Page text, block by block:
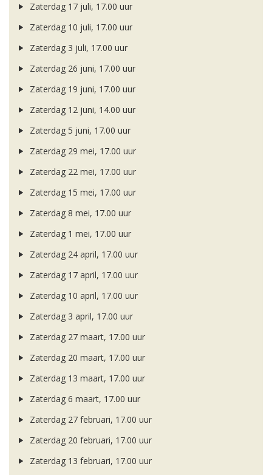
Zaterdag 17 juli, 17.00 uur
Zaterdag 10 juli, 17.00 uur
Zaterdag 3 juli, 17.00 uur
Zaterdag 26 juni, 17.00 uur
Zaterdag 19 juni, 17.00 uur
Zaterdag 12 juni, 14.00 uur
Zaterdag 5 juni, 17.00 uur
Zaterdag 29 mei, 17.00 uur
Zaterdag 22 mei, 17.00 uur
Zaterdag 15 mei, 17.00 uur
Zaterdag 8 mei, 17.00 uur
Zaterdag 1 mei, 17.00 uur
Zaterdag 24 april, 17.00 uur
Zaterdag 17 april, 17.00 uur
Zaterdag 10 april, 17.00 uur
Zaterdag 3 april, 17.00 uur
Zaterdag 27 maart, 17.00 uur
Zaterdag 20 maart, 17.00 uur
Zaterdag 13 maart, 17.00 uur
Zaterdag 6 maart, 17.00 uur
Zaterdag 27 februari, 17.00 uur
Zaterdag 20 februari, 17.00 uur
Zaterdag 13 februari, 17.00 uur